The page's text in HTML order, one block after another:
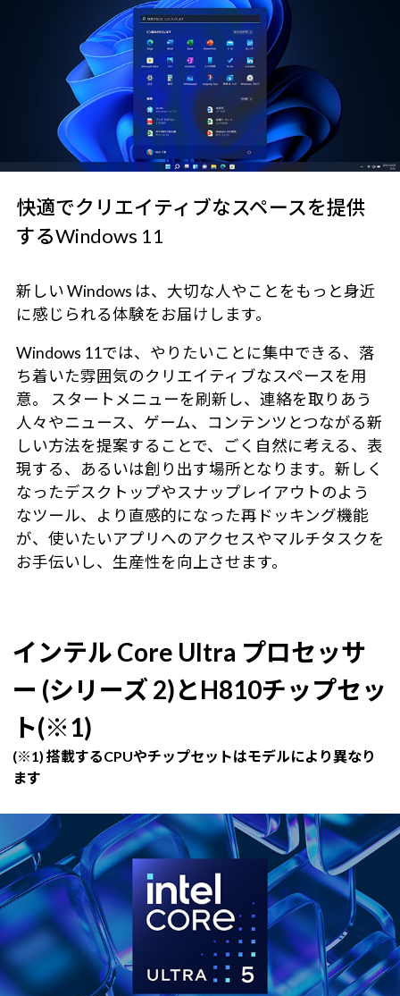
快適でクリエイティブなスペースを提供
するWindows 11
新しい Windows は、大切な人やことをもっと身近
に感じられる体験をお届けします。
Windows 11では、やりたいことに集中できる、落
ち着いた雰囲気のクリエイティブなスペースを用
意。 スタートメニューを刷新し、連絡を取りあう
人々やニュース、ゲーム、コンテンツとつながる新
しい方法を提案することで、ごく自然に考える、表
現する、あるいは創り出す場所となります。新しく
なったデスクトップやスナップレイアウトのよう
なツール、より直感的になった再ドッキング機能
が、使いたいアプリへのアクセスやマルチタスクを
お手伝いし、生産性を向上させます。
インテル Core Ultra プロセッサ
ー (シリーズ 2)とH810チップセッ
ト(※1)
(※1) 搭載するCPUやチップセットはモデルにより異なり
ます